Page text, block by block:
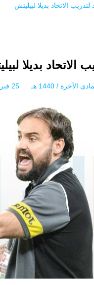
لتدريب الاتحاد بديلا لبيليتش
الاتحاد بديلا